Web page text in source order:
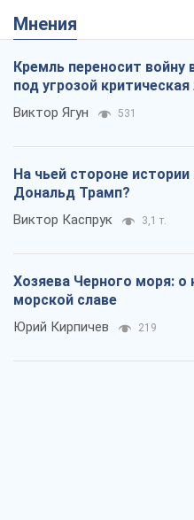
Мнения
Кремль переносит войну
под угрозой
Виктор Ягун 531
На чьей стороне
Дональд Трамп?
Виктор Каспрук 3,1 т.
Хозяева Черного моря: о
морской славе
Юрий Кирпичев 219